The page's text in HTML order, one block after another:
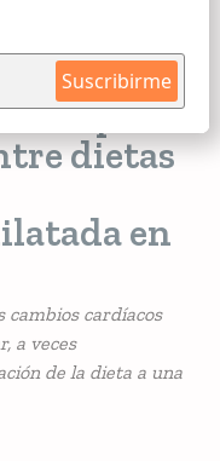
Suscribirme
respalda
dietas
en
cambios cardíacos
a veces
de la dieta a una